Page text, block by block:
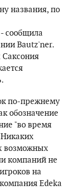
названия, по
сообщила
Bautz'ner.
по-прежнему
обозначение
"во время
возможных
компаний не
на
Edeka